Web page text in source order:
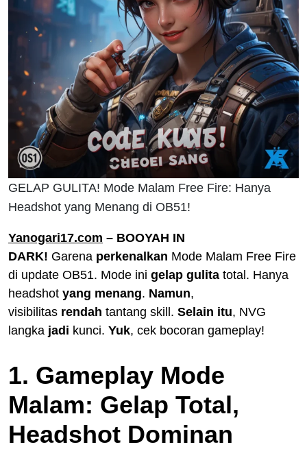
GELAP GULITA! Mode Malam Free Fire: Hanya
Headshot yang Menang di OB51!
Yanogari17.com – BOOYAH IN
DARK! Garena perkenalkan Mode Malam Free Fire
di update OB51. Mode ini gelap gulita total. Hanya
headshot yang menang. Namun,
visibilitas rendah tantang skill. Selain itu, NVG
langka jadi kunci. Yuk, cek bocoran gameplay!
1. Gameplay Mode
Malam: Gelap Total,
Headshot Dominan